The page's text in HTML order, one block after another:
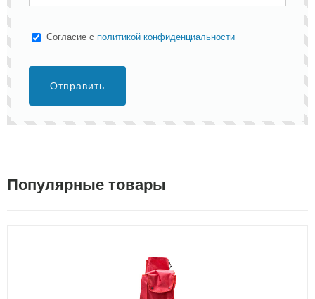
Cогласие с политикой конфиденциальности
Отправить
Популярные товары